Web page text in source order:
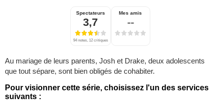
Spectateurs
3,7
94 notes, 12 critiques
Mes amis
--
Au mariage de leurs parents, Josh et Drake, deux adolescents
que tout sépare, sont bien obligés de cohabiter.
Pour visionner cette série, choisissez l'un des services
suivants :